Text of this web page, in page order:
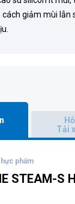
giảm mùi lẫn
Tải
STEAM-S
phẩm